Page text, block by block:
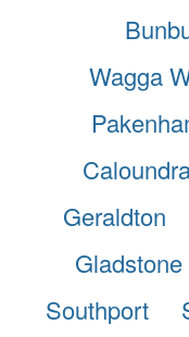
Wagga
Geraldton
Gladstone
Southport